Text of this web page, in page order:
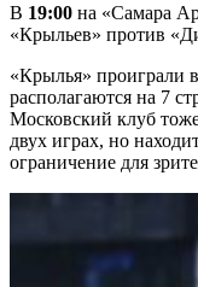
В 19:00 на «Самара
«Крыльев» против
«Крылья» проиграли
располагаются на 7
Московский клуб
двух играх, но
ограничение для